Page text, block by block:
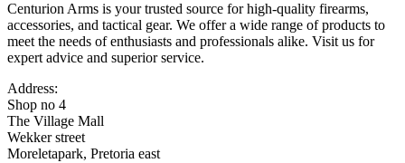
Centurion Arms is your trusted source for high-quality firearms,
accessories, and tactical gear. We offer a wide range of products to
meet the needs of enthusiasts and professionals alike. Visit us for
expert advice and superior service.
Address:
Shop no 4
The Village Mall
Wekker street
Moreletapark, Pretoria east